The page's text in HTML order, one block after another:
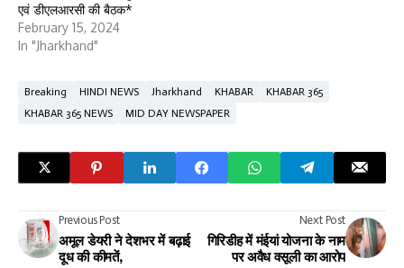
एवं डीएलआरसी की बैठक*
February 15, 2024
In "Jharkhand"
Breaking HINDI NEWS Jharkhand KHABAR
KHABAR 365
KHABAR 365 NEWS
MID DAY NEWSPAPER
Previous Post
अमूल डेयरी ने देशभर में बढ़ाई
दूध की कीमतें,
Next Post
गिरिडीह में मंईयां योजना के नाम
पर अवैध वसूली का आरोप